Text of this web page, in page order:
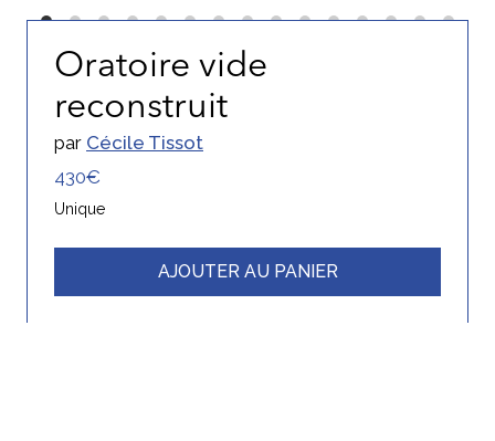
Oratoire vide
reconstruit
par Cécile Tissot
430€
Unique
AJOUTER AU PANIER